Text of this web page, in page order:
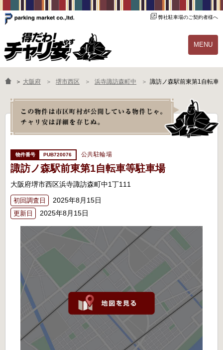
弊社駐車場のご契約者様へ
MENU
物件一覧 ご契約の流れ
よくあるご質問 駐輪場オーナー様へ
＞ 大阪府 堺市西区 浜寺諏訪森町中 諏訪ノ森駅前東第1自転車
PUB720076 公共駐輪場
諏訪ノ森駅前東第1自転車等駐車場
大阪府堺市西区浜寺諏訪森町中1丁111
初回調査日 2025年8月15日
更新日 2025年8月15日